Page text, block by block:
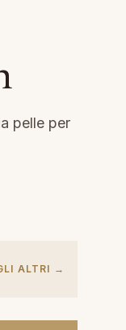
pelle per
ALTRI →